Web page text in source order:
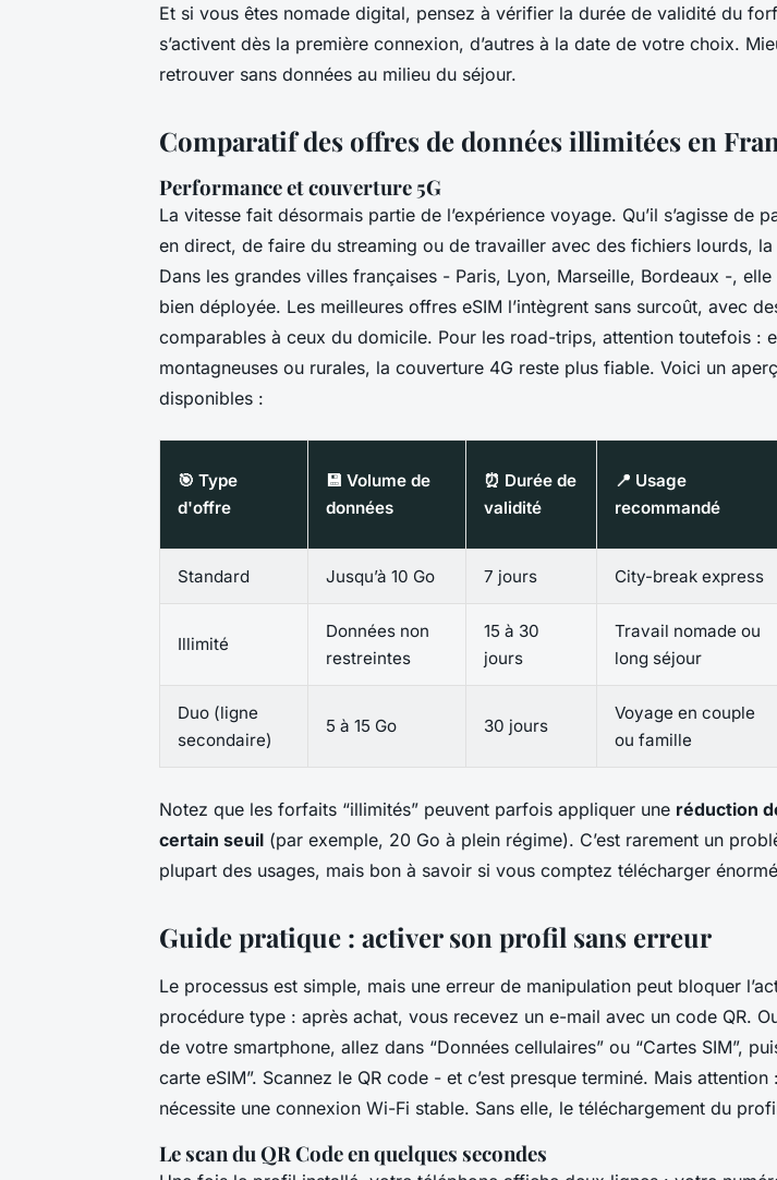
Et si vous êtes nomade digital, pensez à vérifier la durée de validité du
s’activent dès la première connexion, d’autres à la date de votre choix.
retrouver sans données au milieu du séjour.
Comparatif des offres de données illimitées en
Performance et couverture 5G
La vitesse fait désormais partie de l’expérience voyage. Qu’il s’agisse de
en direct, de faire du streaming ou de travailler avec des fichiers lourds,
Dans les grandes villes françaises - Paris, Lyon, Marseille, Bordeaux -,
bien déployée. Les meilleures offres eSIM l’intègrent sans surcoût, avec
comparables à ceux du domicile. Pour les road-trips, attention toutefois :
montagneuses ou rurales, la couverture 4G reste plus fiable. Voici un
disponibles :
🎯 Type
d'offre
💾 Volume de
données
⏰ Durée de
validité
📍 Usage
recommandé
Standard Jusqu’à 10 Go 7 jours City-break express
Illimité
Données non
restreintes
15 à 30
jours
Travail nomade ou
long séjour
Duo (ligne
secondaire)
5 à 15 Go 30 jours
Voyage en couple
ou famille
Notez que les forfaits “illimités” peuvent parfois appliquer une réduction
certain seuil (par exemple, 20 Go à plein régime). C’est rarement un
plupart des usages, mais bon à savoir si vous comptez télécharger
Guide pratique : activer son profil sans erreur
Le processus est simple, mais une erreur de manipulation peut bloquer
procédure type : après achat, vous recevez un e-mail avec un code QR.
de votre smartphone, allez dans “Données cellulaires” ou “Cartes SIM”,
carte eSIM”. Scannez le QR code - et c’est presque terminé. Mais
nécessite une connexion Wi-Fi stable. Sans elle, le téléchargement du
Le scan du QR Code en quelques secondes